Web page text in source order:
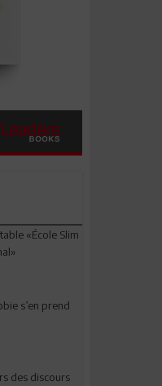
«École Slim
s’en prend
des discours